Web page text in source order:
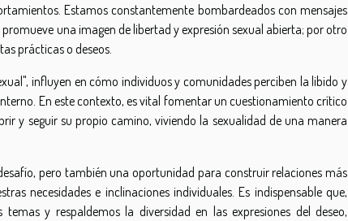
Estamos constantemente bombardeados con mensajes
una imagen de libertad y expresión sexual abierta; por otro
prácticas o deseos.
influyen en cómo individuos y comunidades perciben la libido y
En este contexto, es vital fomentar un cuestionamiento crítico
y seguir su propio camino, viviendo la sexualidad de una manera
pero también una oportunidad para construir relaciones más
necesidades e inclinaciones individuales. Es indispensable que,
y respaldemos la diversidad en las expresiones del deseo,